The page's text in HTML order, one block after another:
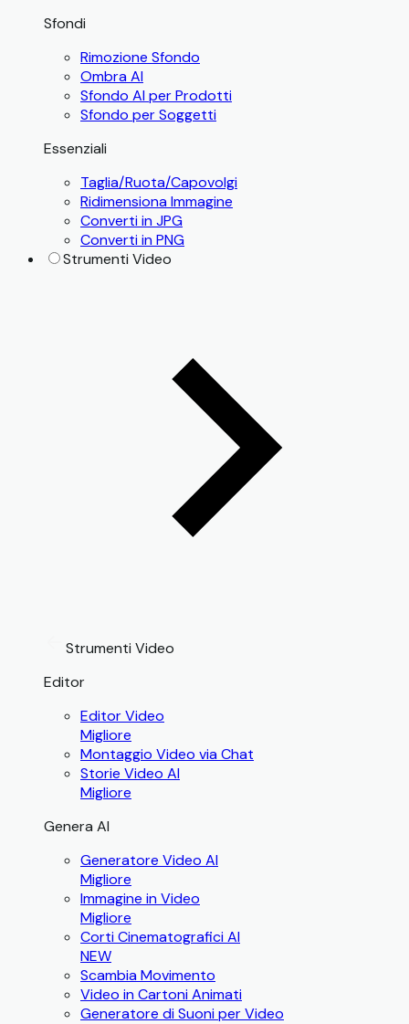
Sfondi
Rimozione Sfondo
Ombra AI
Sfondo AI per Prodotti
Sfondo per Soggetti
Essenziali
Taglia/Ruota/Capovolgi
Ridimensiona Immagine
Converti in JPG
Converti in PNG
Strumenti Video
Strumenti Video
Editor
Editor Video
Migliore
Montaggio Video via Chat
Storie Video AI
Migliore
Genera AI
Generatore Video AI
Migliore
Immagine in Video
Migliore
Corti Cinematografici AI
NEW
Scambia Movimento
Video in Cartoni Animati
Generatore di Suoni per Video